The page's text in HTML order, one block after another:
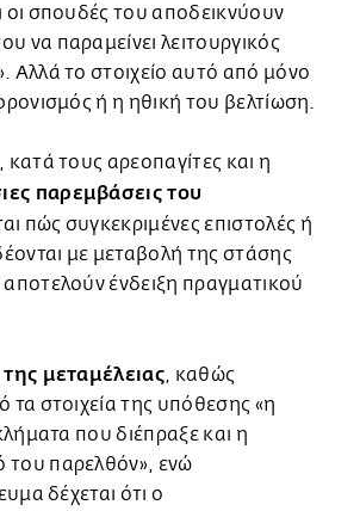
οι σπουδές του αποδεικνύουν
να παραμείνει λειτουργικός
Αλλά το στοιχείο αυτό από μόνο
ή η ηθική του βελτίωση.
κατά τους αρεοπαγίτες και η
παρεμβάσεις του
πώς συγκεκριμένες επιστολές ή
με μεταβολή της στάσης
ένδειξη πραγματικού
μεταμέλειας, καθώς
τα στοιχεία της υπόθεσης «η
που διέπραξε και η
του παρελθόν», ενώ
δέχεται ότι ο